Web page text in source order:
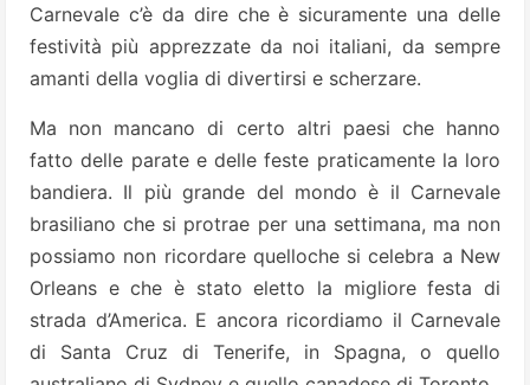
Carnevale c’è da dire che è sicuramente una delle
festività più apprezzate da noi italiani, da sempre
amanti della voglia di divertirsi e scherzare.
Ma non mancano di certo altri paesi che hanno
fatto delle parate e delle feste praticamente la loro
bandiera. Il più grande del mondo è il Carnevale
brasiliano che si protrae per una settimana, ma non
possiamo non ricordare quelloche si celebra a New
Orleans e che è stato eletto la migliore festa di
strada d’America. E ancora ricordiamo il Carnevale
di Santa Cruz di Tenerife, in Spagna, o quello